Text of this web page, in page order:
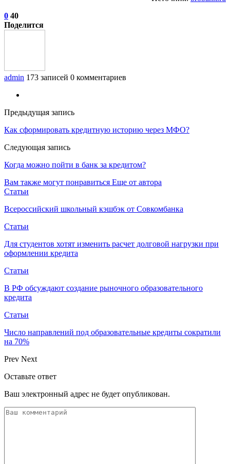
0 40
Поделится
admin 173 записей 0 комментариев
Предыдущая запись
Как сформировать кредитную историю через МФО?
Следующая запись
Когда можно пойти в банк за кредитом?
Вам также могут понравиться Еще от автора
Статьи
Всероссийский школьный кэшбэк от Совкомбанка
Статьи
Для студентов хотят изменить расчет долговой нагрузки при
оформлении кредита
Статьи
В РФ обсуждают создание рыночного образовательного
кредита
Статьи
Число направлений под образовательные кредиты сократили
на 70%
Prev Next
Оставьте ответ
Ваш электронный адрес не будет опубликован.